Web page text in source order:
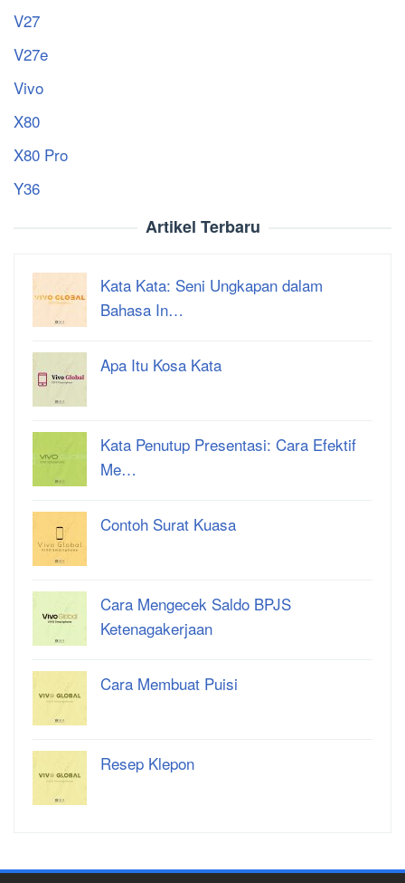
V27
V27e
Vivo
X80
X80 Pro
Y36
Artikel Terbaru
Kata Kata: Seni Ungkapan dalam
Bahasa In…
Apa Itu Kosa Kata
Kata Penutup Presentasi: Cara Efektif
Me…
Contoh Surat Kuasa
Cara Mengecek Saldo BPJS
Ketenagakerjaan
Cara Membuat Puisi
Resep Klepon